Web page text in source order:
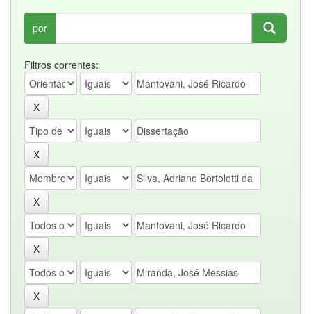
por
Filtros correntes: